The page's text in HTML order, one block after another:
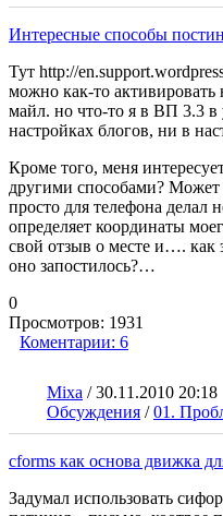
Интересные способы
Тут http://
можно как-то активировать
майл. но что-то я в ВП 3.3 в
настройках блогов, ни в
Кроме того, меня
другими способами? Может
просто для телефона делал
определяет координаты
свой отзыв о месте и…. как
оно запостилось?…
0
Просмотров: 1931
Коментарии: 6
Mixa /30.11.2010 20:18
Обсуждения /01.
cforms как основа движка
Задумал использовать